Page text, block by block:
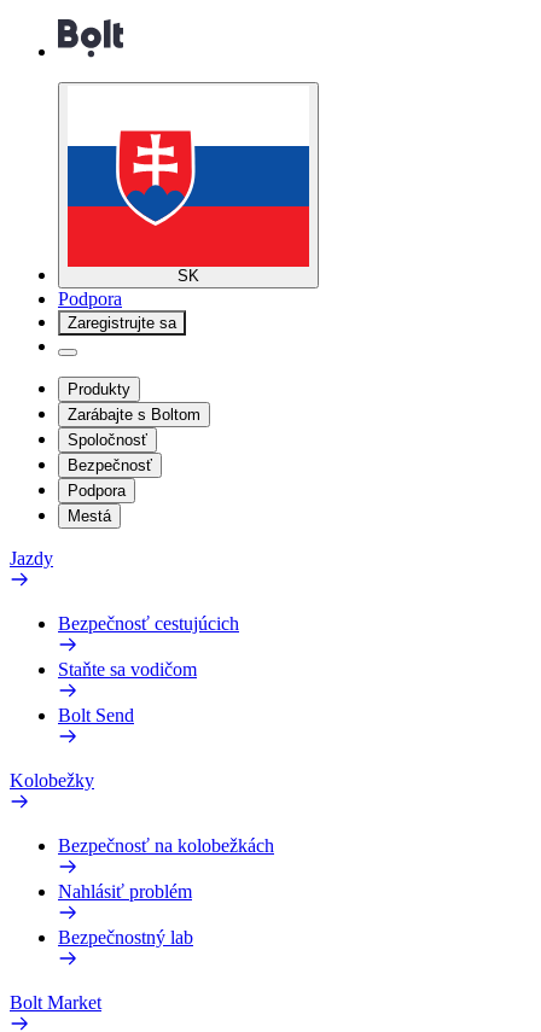
SK
Podpora
Zaregistrujte sa
Produkty
Zarábajte s Boltom
Spoločnosť
Bezpečnosť
Podpora
Mestá
Jazdy
Bezpečnosť cestujúcich
Staňte sa vodičom
Bolt Send
Kolobežky
Bezpečnosť na kolobežkách
Nahlásiť problém
Bezpečnostný lab
Bolt Market